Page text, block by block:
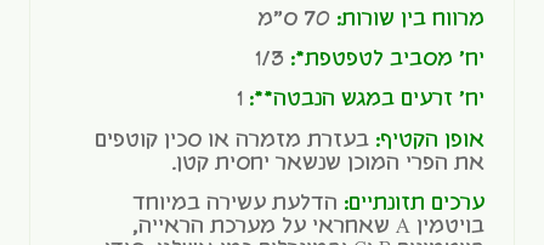
מרווח בין שורות:
יח' מסביב לטפטפת*: 1/3
יח' זרעים במגש הנבטה**:
אופן הקטיף: בעזרת מזמרה או סכין קוטפים
את הפרי המוכן שנשאר יחסית קטן.
ערכים תזונתיים: הדלעת עשירה במיוחד
בויטמין A שאחראי על מערכת הראייה,